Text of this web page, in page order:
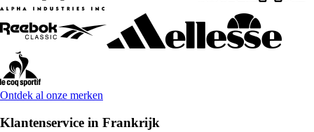
Ontdek al onze merken
Klantenservice in Frankrijk